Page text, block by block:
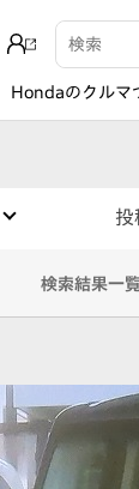
検索キー
Hondaのクルマ
投
検索結果一